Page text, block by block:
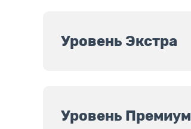
Уровень Экстра
Уровень Премиум